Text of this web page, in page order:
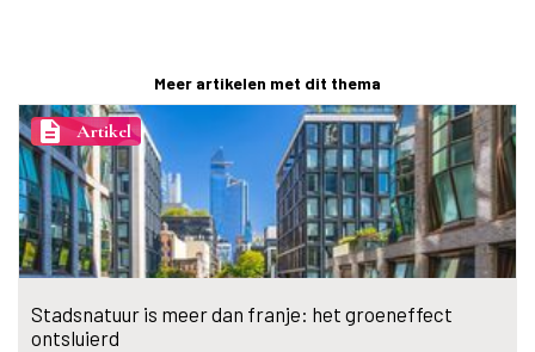
Meer artikelen met dit thema
description Artikel
Stadsnatuur is meer dan franje: het groeneffect
ontsluierd